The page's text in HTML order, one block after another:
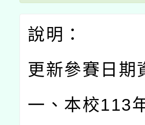
說明：
更新參賽日期
一、本校113